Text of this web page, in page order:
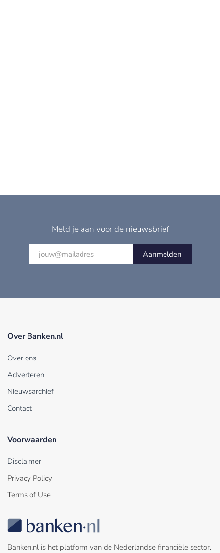
Meld je aan voor de nieuwsbrief
Aanmelden
Over Banken.nl
Over ons
Adverteren
Nieuwsarchief
Contact
Voorwaarden
Disclaimer
Privacy Policy
Terms of Use
Banken.nl is het platform van de Nederlandse financiële sector.